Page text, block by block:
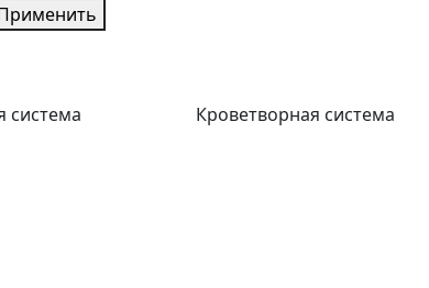
система Кроветворная система